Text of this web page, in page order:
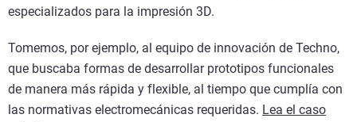
especializados para la impresión 3D.
Tomemos, por ejemplo, al equipo de innovación de Techno,
que buscaba formas de desarrollar prototipos funcionales
de manera más rápida y flexible, al tiempo que cumplía con
las normativas electromecánicas requeridas. Lea el caso